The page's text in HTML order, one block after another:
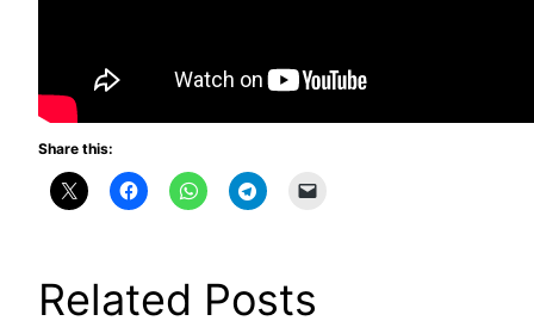
Share this:
Related Posts